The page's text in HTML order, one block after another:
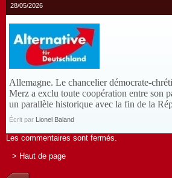
28/05/2026
Allemagne. Le chancelier démocrate-
Merz a exclu toute coopération entre son
un parallèle historique avec la fin de la
Écrit par Lionel Baland
Les commentaires sont fermés.
> Haut de page